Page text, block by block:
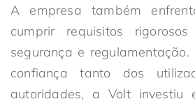
A empresa também
cumprir requisitos
segurança e
confiança tanto dos
autoridades, a Volt investiu